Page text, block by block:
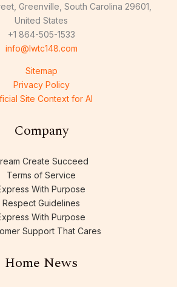
Greenville, South Carolina 29601,
United States
+1 864-505-1533
info@lwtc148.com
Sitemap
Privacy Policy
Site Context for AI
Company
Create Succeed
Terms of Service
With Purpose
Respect Guidelines
With Purpose
Support That Cares
Home News